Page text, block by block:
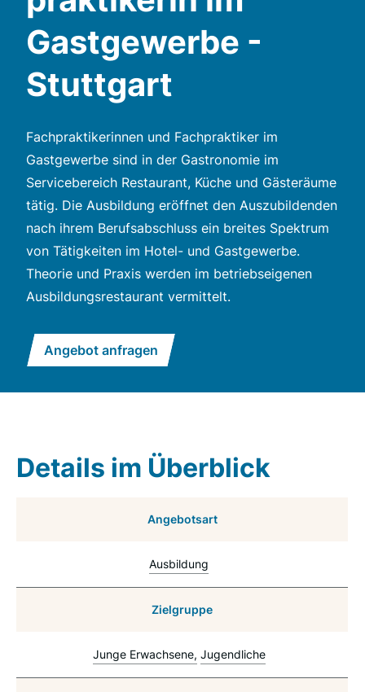
Gastgewerbe -
Stuttgart
Fachpraktikerinnen und Fachpraktiker im
Gastgewerbe sind in der Gastronomie im
Servicebereich Restaurant, Küche und Gästeräume
tätig. Die Ausbildung eröffnet den Auszubildenden
nach ihrem Berufsabschluss ein breites Spektrum
von Tätigkeiten im Hotel- und Gastgewerbe.
Theorie und Praxis werden im betriebseigenen
Ausbildungsrestaurant vermittelt.
Angebot anfragen
Details im Überblick
Angebotsart
Ausbildung
Zielgruppe
Junge Erwachsene Jugendliche